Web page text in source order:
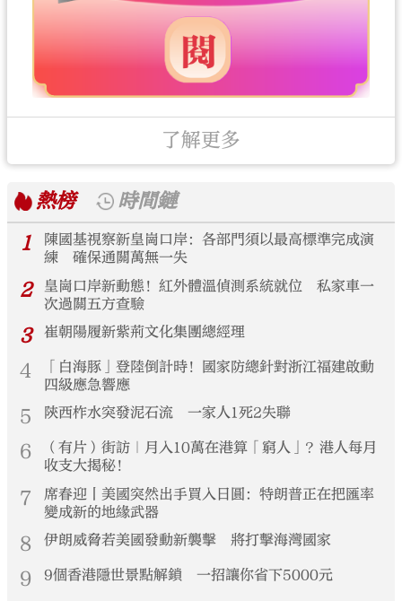
了解更多
熱榜
時間鏈
1
陳國基視察新皇崗口岸：各部門須以最高標準完成演
練 確保通關萬無一失
2
皇崗口岸新動態！紅外體溫偵測系統就位 私家車一
次過關五方查驗
3 崔朝陽履新紫荊文化集團總經理
4
「白海豚」登陸倒計時！國家防總針對浙江福建啟動
四級應急響應
5 陝西柞水突發泥石流 一家人1死2失聯
6
（有片）街訪｜月入10萬在港算「窮人」？港人每月
收支大揭秘！
7
席春迎丨美國突然出手買入日圓：特朗普正在把匯率
變成新的地緣武器
8 伊朗威脅若美國發動新襲擊 將打擊海灣國家
9 9個香港隱世景點解鎖 一招讓你省下5000元